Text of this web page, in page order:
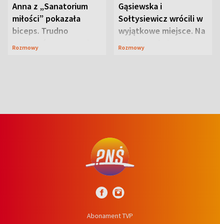
Anna z „Sanatorium
miłości” pokazała
biceps. Trudno
uwierzyć, co przeszła
Rozmowy
Gąsiewska i
Sołtysiewicz wrócili w
wyjątkowe miejsce. Na
szlaku czekał
Rozmowy
Abonament TVP